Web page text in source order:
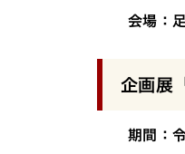
会場：
企画展
期間：